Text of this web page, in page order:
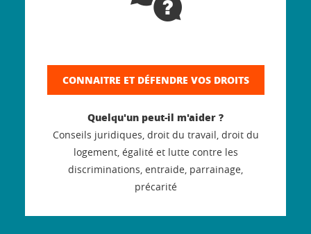
CONNAITRE ET DÉFENDRE VOS DROITS
Quelqu'un peut-il m'aider ?
Conseils juridiques, droit du travail, droit du
logement, égalité et lutte contre les
discriminations, entraide, parrainage,
précarité